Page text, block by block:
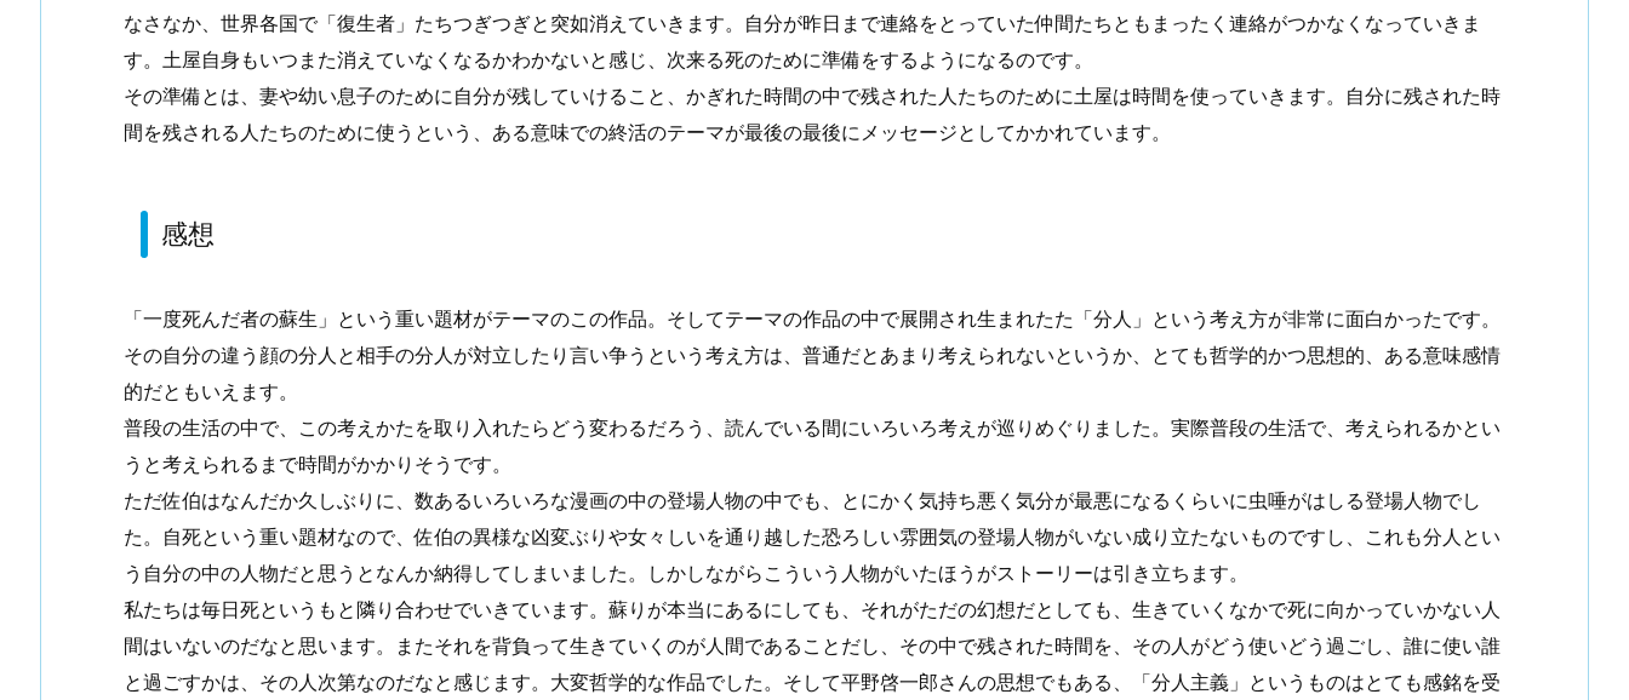
なさなか、世界各国で「復生者」たちつぎつぎと突如消えていきます。自分が昨日まで連絡をとっていた仲間たちともまったく連絡がつかなくなっていきま
す。土屋自身もいつまた消えていなくなるかわかないと感じ、次来る死のために準備をするようになるのです。
その準備とは、妻や幼い息子のために自分が残していけること、かぎれた時間の中で残された人たちのために土屋は時間を使っていきます。自分に残された時
間を残される人たちのために使うという、ある意味での終活のテーマが最後の最後にメッセージとしてかかれています。
感想
「一度死んだ者の蘇生」という重い題材がテーマのこの作品。そしてテーマの作品の中で展開され生まれたた「分人」という考え方が非常に面白かったです。
その自分の違う顔の分人と相手の分人が対立したり言い争うという考え方は、普通だとあまり考えられないというか、とても哲学的かつ思想的、ある意味感情
的だともいえます。
普段の生活の中で、この考えかたを取り入れたらどう変わるだろう、読んでいる間にいろいろ考えが巡りめぐりました。実際普段の生活で、考えられるかとい
うと考えられるまで時間がかかりそうです。
ただ佐伯はなんだか久しぶりに、数あるいろいろな漫画の中の登場人物の中でも、とにかく気持ち悪く気分が最悪になるくらいに虫唾がはしる登場人物でし
た。自死という重い題材なので、佐伯の異様な凶変ぶりや女々しいを通り越した恐ろしい雰囲気の登場人物がいない成り立たないものですし、これも分人とい
う自分の中の人物だと思うとなんか納得してしまいました。しかしながらこういう人物がいたほうがストーリーは引き立ちます。
私たちは毎日死というもと隣り合わせでいきています。蘇りが本当にあるにしても、それがただの幻想だとしても、生きていくなかで死に向かっていかない人
間はいないのだなと思います。またそれを背負って生きていくのが人間であることだし、その中で残された時間を、その人がどう使いどう過ごし、誰に使い誰
と過ごすかは、その人次第なのだなと感じます。大変哲学的な作品でした。そして平野啓一郎さんの思想でもある、「分人主義」というものはとても感銘を受